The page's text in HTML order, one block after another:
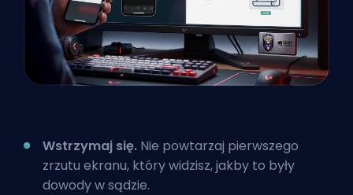
Wstrzymaj się. Nie powtarzaj pierwszego
zrzutu ekranu, który widzisz, jakby to były
dowody w sądzie.